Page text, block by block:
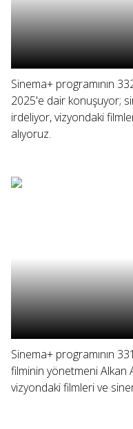
Sinema+ programının
2025'e dair konuşuyor;
irdeliyor, vizyondaki
alıyoruz.
Sinema+ programının
filminin yönetmeni Alkan
vizyondaki filmleri ve